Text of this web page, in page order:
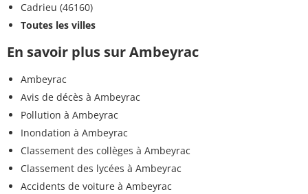
Cadrieu (46160)
Toutes les villes
En savoir plus sur Ambeyrac
Ambeyrac
Avis de décès à Ambeyrac
Pollution à Ambeyrac
Inondation à Ambeyrac
Classement des collèges à Ambeyrac
Classement des lycées à Ambeyrac
Accidents de voiture à Ambeyrac